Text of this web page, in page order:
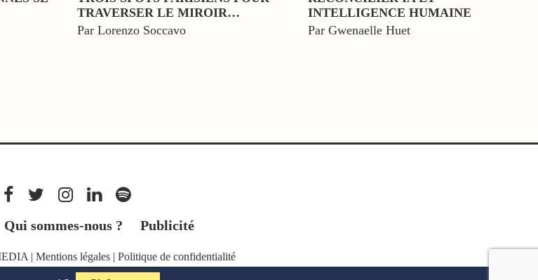
TRAVERSER LE MIROIR…
Par Lorenzo Soccavo
INTELLIGENCE HUMAINE
Par Gwenaelle Huet
Qui sommes-nous ? Publicité
| Mentions légales| Politique de confidentialité